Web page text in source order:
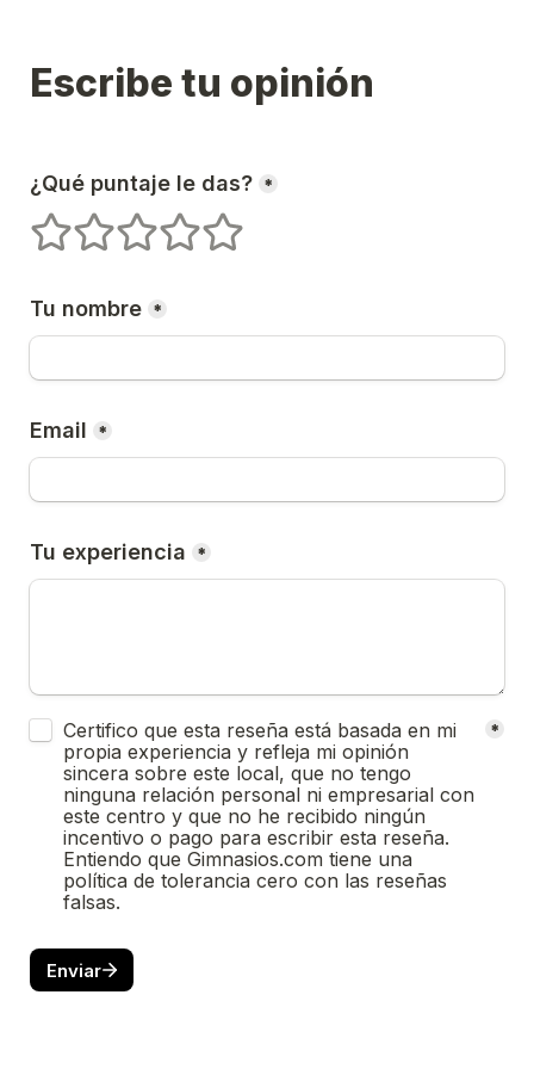
Escribe tu opinión
¿Qué puntaje le das? *
1 estrellas2 estrellas
3 estrellas
4 estrellas5 estrellas
Tu nombre *
Email *
Tu experiencia *
Untitled checkboxes field
Certifico que esta reseña está basada en mi
propia experiencia y refleja mi opinión
sincera sobre este local, que no tengo
ninguna relación personal ni empresarial con
este centro y que no he recibido ningún
incentivo o pago para escribir esta reseña.
Entiendo que Gimnasios.com tiene una
política de tolerancia cero con las reseñas
falsas.
*
Enviar